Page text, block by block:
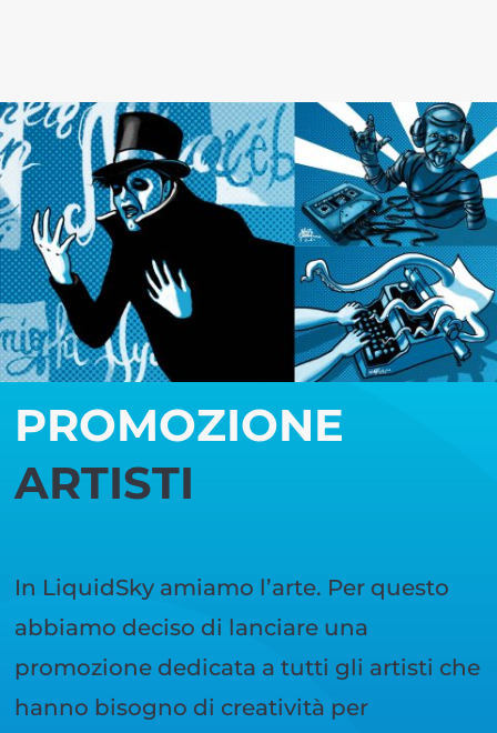
PROMOZIONE
ARTISTI
In LiquidSky amiamo l’arte. Per questo
abbiamo deciso di lanciare una
promozione dedicata a tutti gli artisti che
hanno bisogno di creatività per